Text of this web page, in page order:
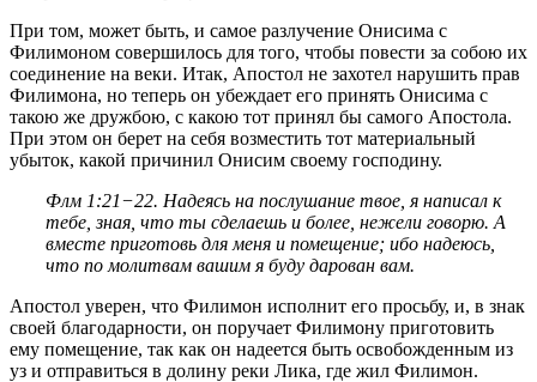
При том, может быть, и самое разлучение Онисима с
Филимоном совершилось для того, чтобы повести за собою их
соединение на веки. Итак, Апостол не захотел нарушить прав
Филимона, но теперь он убеждает его принять Онисима с
такою же дружбою, с какою тот принял бы самого Апостола.
При этом он берет на себя возместить тот материальный
убыток, какой причинил Онисим своему господину.
Флм 1:21−22. Надеясь на послушание твое, я написал к
тебе, зная, что ты сделаешь и более, нежели говорю. А
вместе приготовь для меня и помещение; ибо надеюсь,
что по молитвам вашим я буду дарован вам.
Апостол уверен, что Филимон исполнит его просьбу, и, в знак
своей благодарности, он поручает Филимону приготовить
ему помещение, так как он надеется быть освобожденным из
уз и отправиться в долину реки Лика, где жил Филимон.